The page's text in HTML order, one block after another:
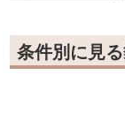
条件別に見